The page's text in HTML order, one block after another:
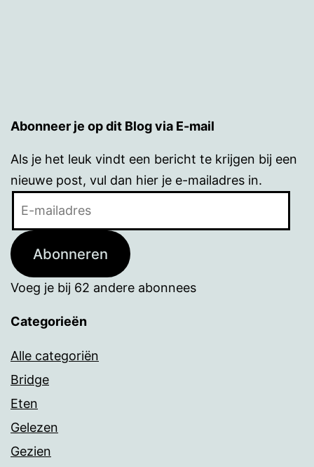
Abonneer je op dit Blog via E-mail
Als je het leuk vindt een bericht te krijgen bij een
nieuwe post, vul dan hier je e-mailadres in.
Abonneren
Voeg je bij 62 andere abonnees
Categorieën
Alle categoriën
Bridge
Eten
Gelezen
Gezien